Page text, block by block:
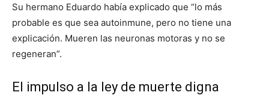
Su hermano Eduardo había explicado que “lo más
probable es que sea autoinmune, pero no tiene una
explicación. Mueren las neuronas motoras y no se
regeneran”.
El impulso a la ley de muerte digna